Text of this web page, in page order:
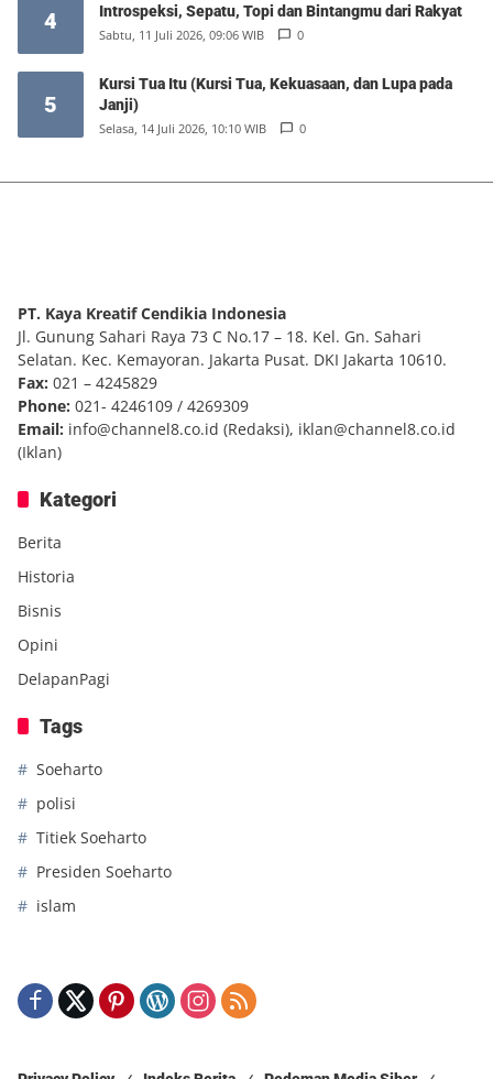
4 Introspeksi, Sepatu, Topi dan Bintangmu dari Rakyat
Sabtu, 11 Juli 2026, 09:06 WIB 0
5
Kursi Tua Itu (Kursi Tua, Kekuasaan, dan Lupa pada
Janji)
Selasa, 14 Juli 2026, 10:10 WIB 0
PT. Kaya Kreatif Cendikia Indonesia
Jl. Gunung Sahari Raya 73 C No.17 – 18. Kel. Gn. Sahari
Selatan. Kec. Kemayoran. Jakarta Pusat. DKI Jakarta 10610.
Fax: 021 – 4245829
Phone: 021- 4246109 / 4269309
Email: info@channel8.co.id (Redaksi), iklan@channel8.co.id
(Iklan)
Kategori
Berita
Historia
Bisnis
Opini
DelapanPagi
Tags
Soeharto
polisi
Titiek Soeharto
Presiden Soeharto
islam